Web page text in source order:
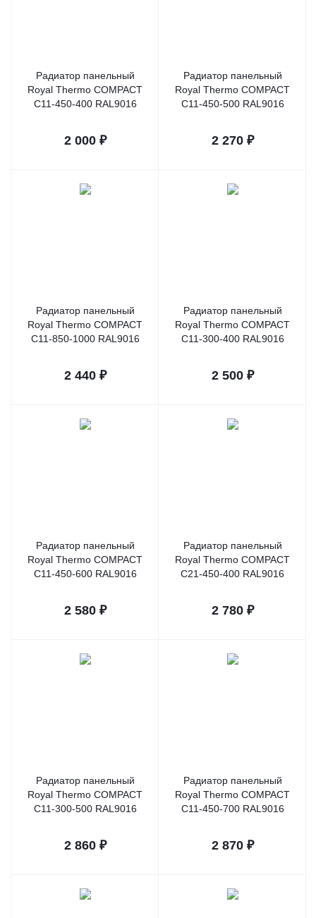
Радиатор панельный
Royal Thermo COMPACT
C11-450-400 RAL9016
2 000₽
Радиатор панельный
Royal Thermo COMPACT
C11-450-500 RAL9016
2 270₽
Радиатор панельный
Royal Thermo COMPACT
C11-850-1000 RAL9016
2 440₽
Радиатор панельный
Royal Thermo COMPACT
C11-300-400 RAL9016
2 500₽
Радиатор панельный
Royal Thermo COMPACT
C11-450-600 RAL9016
2 580₽
Радиатор панельный
Royal Thermo COMPACT
C21-450-400 RAL9016
2 780₽
Радиатор панельный
Royal Thermo COMPACT
C11-300-500 RAL9016
2 860₽
Радиатор панельный
Royal Thermo COMPACT
C11-450-700 RAL9016
2 870₽